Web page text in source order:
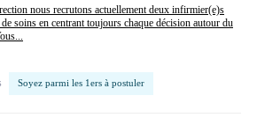
nous recrutons actuellement deux infirmier(e)s
soins en centrant toujours chaque décision autour du
Soyez parmi les 1ers à postuler